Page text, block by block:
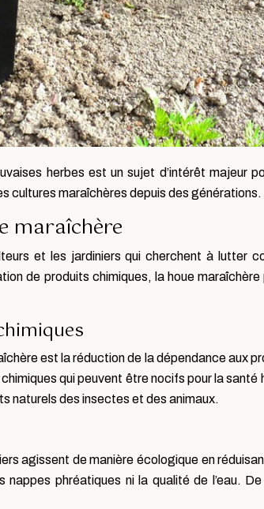
herbes est un sujet d’intérêt majeur
cultures maraîchères depuis des générations.
maraîchère
et les jardiniers qui cherchent à lutter
de produits chimiques, la houe
est la réduction de la dépendance aux
qui peuvent être nocifs pour la santé
naturels des insectes et des animaux.
agissent de manière écologique en
nappes phréatiques ni la qualité de l’eau.